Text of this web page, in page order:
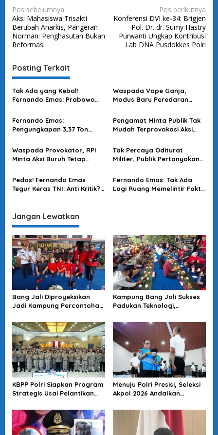
N
a
v
i
g
a
s
i
p
o
s
Pos sebelumnya
Aksi Mahasiswa Trisakti
Berubah Anarkis, Pangeran
Norman: Penghasutan Bukan
Reformasi
Pos berikutnya
Konferensi DVI ke-34: Brigjen
Pol. Dr. dr. Sumy Hastry
Purwanti Ungkap Kontribusi
Lab DNA Pusdokkes Polri
Posting Terkait
Tak Ada yang Kebal!
Fernando Emas: Prabowo
Berlindung di Balik Jabatan
Waspada Vape Ganja,
Modus Baru Peredaran
Mengkhawatirkan
Fernando Emas:
Pengungkapan 3,37 Ton
Depan Generasi Indonesia
Pengamat Minta Publik Tak
Mudah Terprovokasi Aksi
Bhayangkara
Waspada Provokator, RPI
Minta Aksi Buruh Tetap
Tak Percaya Oditurat
Militer, Publik Pertanyakan
Kasus Andrie Yunus
Pedas! Fernando Emas
Tegur Keras TNI: Anti Kritik?
Fernando Emas: Tak Ada
Lagi Ruang Memelintir Fakta
Jangan Lewatkan
Bang Jali Diproyeksikan
Jadi Kampung Percontohan,
Dikawal
Kampung Bang Jali Sukses
Padukan Teknologi,
Pangan: Risma Beri Pujian
KBPP Polri Siapkan Program
Strategis Usai Pelantikan
Menuju Polri Presisi, Seleksi
Akpol 2026 Andalkan
Integritas